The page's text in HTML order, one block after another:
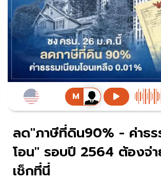
ลด"ภาษีที่ดิน90% - ค่าธร
โอน" รอบปี 2564 ต้องจ่า
เช็กที่นี่